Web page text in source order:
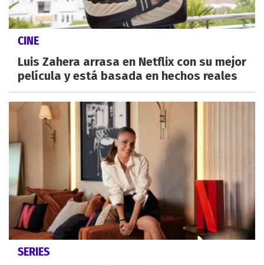
CINE
Luis Zahera arrasa en Netflix con su mejor
película y está basada en hechos reales
SERIES